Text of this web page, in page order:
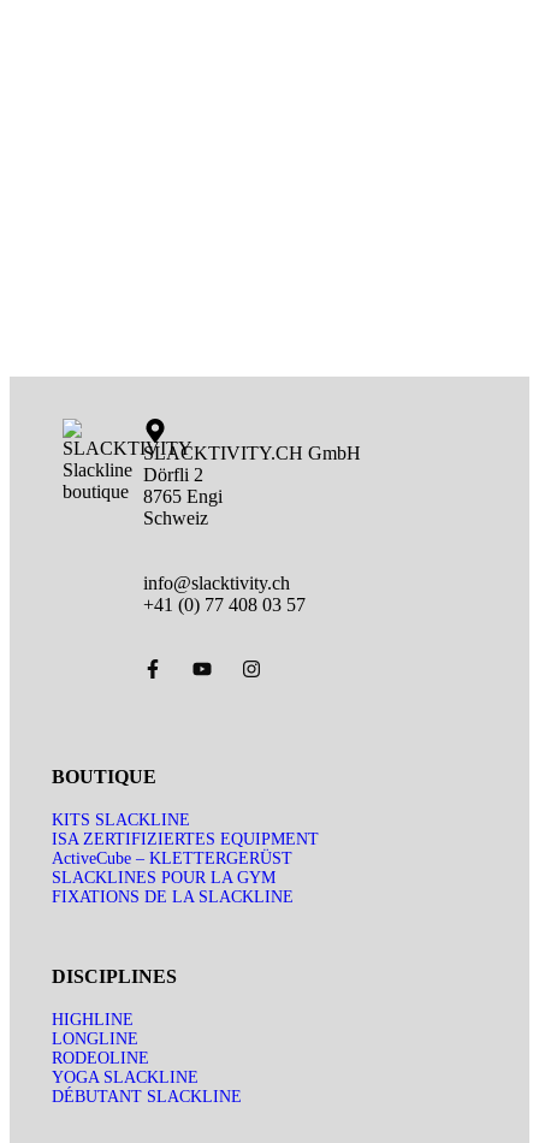
SLACKTIVITY.CH GmbH
Dörfli 2
8765 Engi
Schweiz
info@slacktivity.ch
+41 (0) 77 408 03 57
BOUTIQUE
KITS SLACKLINE
ISA ZERTIFIZIERTES EQUIPMENT
ActiveCube – KLETTERGERÜST
SLACKLINES POUR LA GYM
FIXATIONS DE LA SLACKLINE
DISCIPLINES
HIGHLINE
LONGLINE
RODEOLINE
YOGA SLACKLINE
DÉBUTANT SLACKLINE